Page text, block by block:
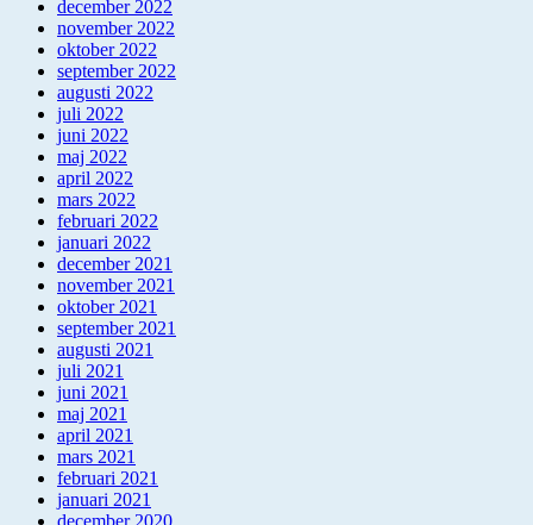
december 2022
november 2022
oktober 2022
september 2022
augusti 2022
juli 2022
juni 2022
maj 2022
april 2022
mars 2022
februari 2022
januari 2022
december 2021
november 2021
oktober 2021
september 2021
augusti 2021
juli 2021
juni 2021
maj 2021
april 2021
mars 2021
februari 2021
januari 2021